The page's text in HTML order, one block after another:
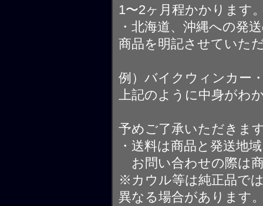
1〜2ヶ月程かかります
・北海道、沖縄への発
商品を明記させていた
例）バイクウィンカー
上記のように中身がわ
予めご了承いただきま
・送料は商品と発送地
お問い合わせの際は
※カウル等は純正品で
異なる場合があります